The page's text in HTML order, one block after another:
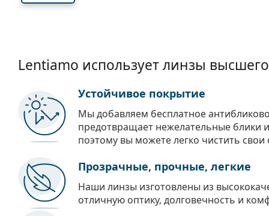
Lentiamo использует линзы высшего
Устойчивое покрытие
Мы добавляем бесплатное
предотвращает нежелательные блики
поэтому вы можете легко чистить свои
Прозрачные, прочные, легкие
Наши линзы изготовлены из
отличную оптику, долговечность и